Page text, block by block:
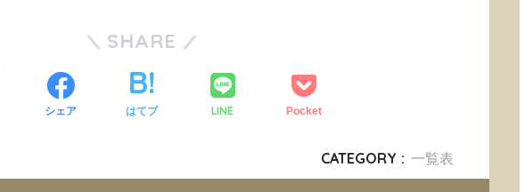
SHARE
シェア はてブ LINE Pocket
CATEGORY : 一覧表